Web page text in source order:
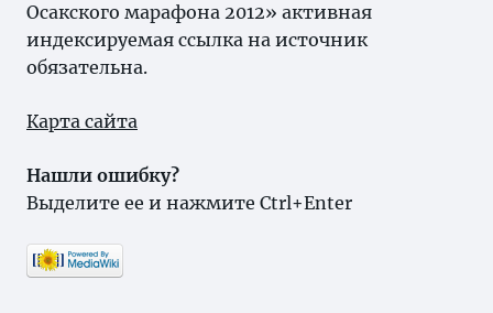
Осакского марафона 2012» активная
индексируемая ссылка на источник
обязательна.
Карта сайта
Нашли ошибку?
Выделите ее и нажмите Ctrl+Enter